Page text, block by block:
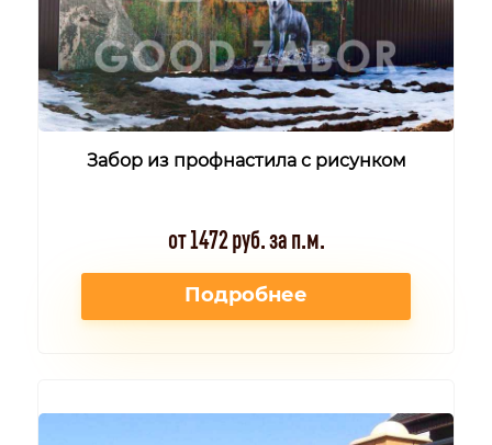
Забор из профнастила с рисунком
от 1472 руб. за п.м.
Подробнее